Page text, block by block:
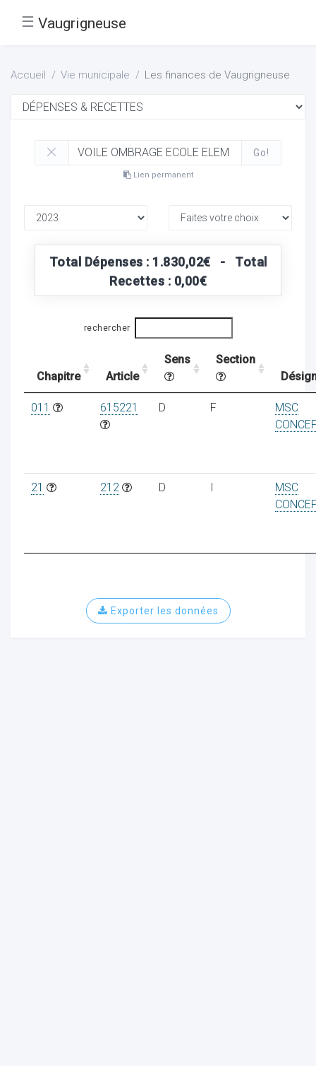
☰ Vaugrigneuse
Accueil Vie municipale Les finances de Vaugrigneuse
Go!
Lien permanent
Total Dépenses : 1.830,02€ - Total
Recettes : 0,00€
rechercher
Chapitre Article
Sens
Section
011 615221 D F
MSC
21 212 D I
MSC
Exporter les données